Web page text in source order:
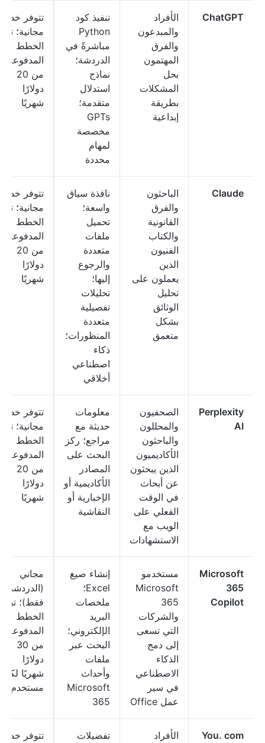
ChatGPT
الأفراد
والمبدعون
والفرق
المهتمون
بحل
المشكلات
بطريقة
إبداعية
تنفيذ كود
Python
مباشرةً في
الدردشة؛
نماذج
استدلال
متقدمة؛
GPTs
مخصصة
لمهام
محددة
تتوفر خطة
مجانية؛ تبدأ
الخطط
المدفوعة
من 20
دولارًا
شهريًا
Claude
الباحثون
والفرق
القانونية
والكتاب
الفنيون
الذين
يعملون على
تحليل
الوثائق
بشكل
متعمق
نافذة سياق
واسعة؛
تحميل
ملفات
متعددة
والرجوع
إليها؛
تحليلات
تفصيلية
متعددة
المنظورات؛
ذكاء
اصطناعي
أخلاقي
تتوفر خطة
مجانية؛ تبدأ
الخطط
المدفوعة
من 20
دولارًا
شهريًا
Perplexity
AI
الصحفيون
والمحللون
والباحثون
الأكاديميون
الذين يبحثون
عن أبحاث
في الوقت
الفعلي على
الويب مع
الاستشهادات
معلومات
حديثة مع
مراجع؛ ركز
البحث على
المصادر
الأكاديمية أو
الإخبارية أو
النقاشية
تتوفر خطة
مجانية؛ تبدأ
الخطط
المدفوعة
من 20
دولارًا
شهريًا
Microsoft
365
Copilot
مستخدمو
Microsoft
365
والشركات
التي تسعى
إلى دمج
الذكاء
الاصطناعي
في سير
عمل Office
إنشاء صيغ
Excel؛
ملخصات
البريد
الإلكتروني؛
البحث عبر
ملفات
وأحداث
Microsoft
365
مجاني
(الدردشة
فقط)؛ تبدأ
الخطط
المدفوعة
من 30
دولارًا
شهريًا لكل
مستخدم
You. com الأفراد تفضيلات تتوفر خطة